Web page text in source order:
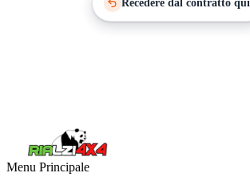
Recedere dal contratto qui
Menu Principale